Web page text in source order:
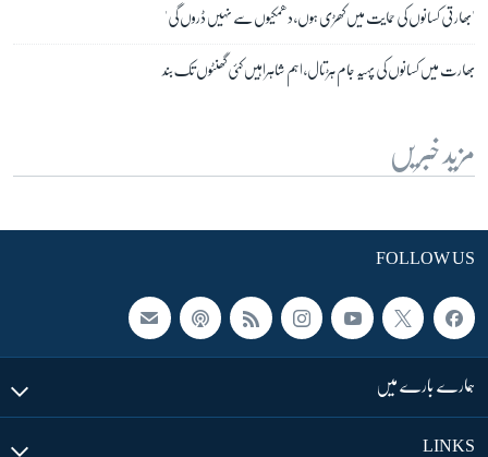
'بھارتی کسانوں کی حمایت میں کھڑی ہوں، دھمکیوں سے نہیں ڈروں گی'
بھارت میں کسانوں کی پہیہ جام ہڑتال، اہم شاہراہیں کئی گھنٹوں تک بند
مزید خبریں
FOLLOW US
ہمارے بارے میں
LINKS